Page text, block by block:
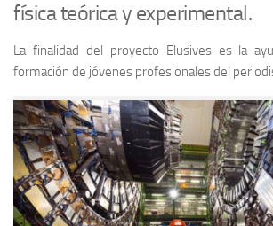
física teórica y experimental.
La finalidad del proyecto Elusives es la
formación de jóvenes profesionales del